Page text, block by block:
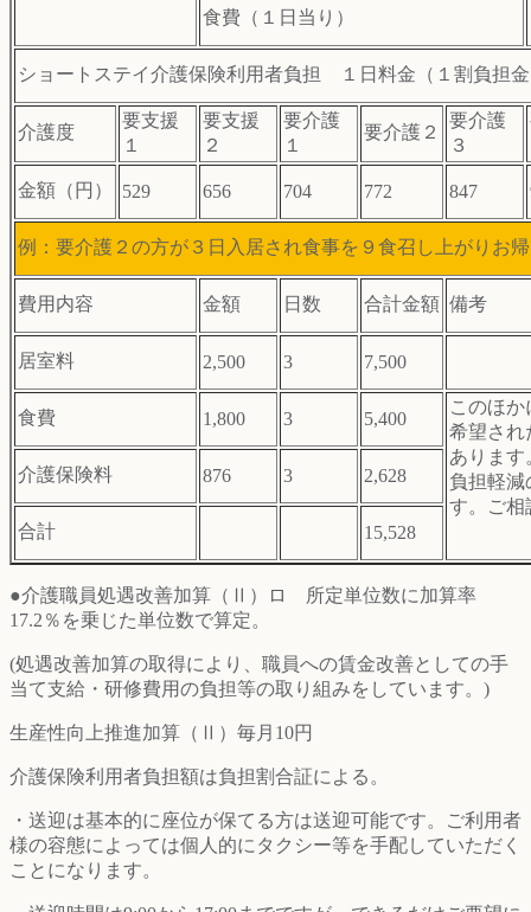
食費（１日当り）
ショートステイ介護保険利用者負担 １日料金（１割負担
介護度
要支援
１
要支援
２
要介護
１
要介護２
要介護
３
金額（円） 529 656 704 772 847
例：要介護２の方が３日入居され食事を９食召し上がりお
費用内容 金額 日数 合計金額 備考
居室料 2,500 3 7,500
食費 1,800 3 5,400
このほ
希望され
あります
負担軽減
す。ご相
介護保険料 876 3 2,628
合計 15,528
●介護職員処遇改善加算（Ⅱ）ロ 所定単位数に加算率
17.2％を乗じた単位数で算定。
(処遇改善加算の取得により、職員への賃金改善としての手
当て支給・研修費用の負担等の取り組みをしています。)
生産性向上推進加算（Ⅱ）毎月10円
介護保険利用者負担額は負担割合証による。
・送迎は基本的に座位が保てる方は送迎可能です。ご利用者
様の容態によっては個人的にタクシー等を手配していただく
ことになります。